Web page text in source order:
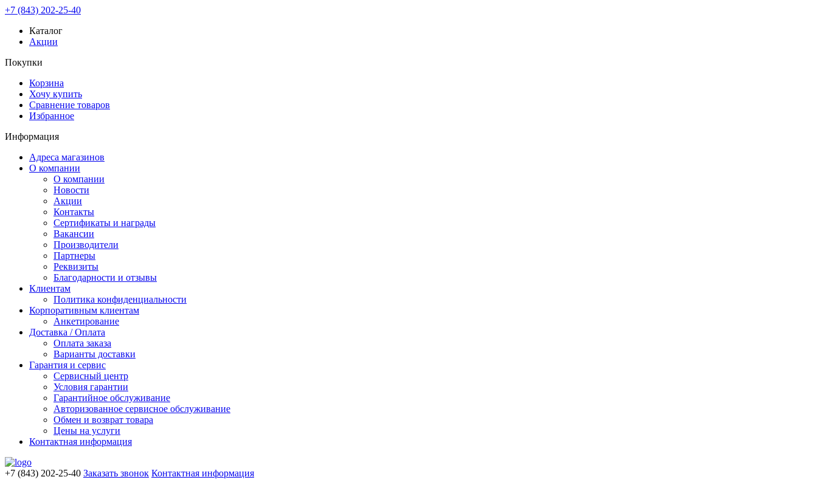
+7 (843) 202-25-40
Каталог
Акции
Покупки
Корзина
Хочу купить
Сравнение товаров
Избранное
Информация
Адреса магазинов
О компании
О компании
Новости
Акции
Контакты
Сертификаты и награды
Вакансии
Производители
Партнеры
Реквизиты
Благодарности и отзывы
Клиентам
Политика конфиденциальности
Корпоративным клиентам
Анкетирование
Доставка / Оплата
Оплата заказа
Варианты доставки
Гарантия и сервис
Сервисный центр
Условия гарантии
Гарантийное обслуживание
Авторизованное сервисное обслуживание
Обмен и возврат товара
Цены на услуги
Контактная информация
+7 (843) 202-25-40 Заказать звонок Контактная информация